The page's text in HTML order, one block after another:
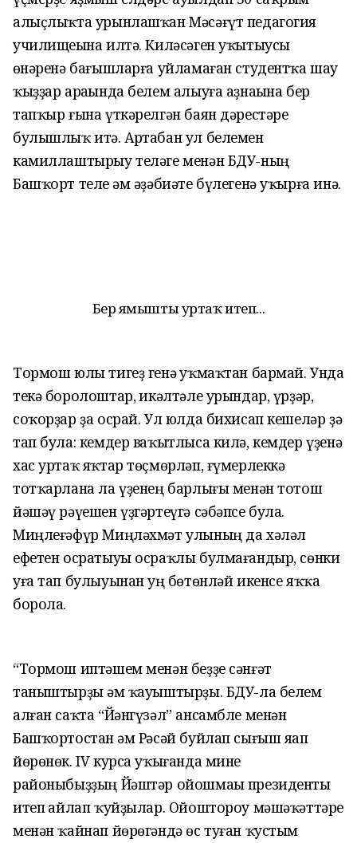
алыҫлыҡта урынлашҡан Мәсәғүт педагогия
училищеһына илтә. Киләсәген уҡытыусы
һөнәренә бағышларға уйламаған студентҡа шау
ҡыҙҙар араһында белем алыуға аҙнаһына бер
тапҡыр ғына үткәрелгән баян дәрестәре
булышлыҡ итә. Артабан ул белемен
камиллаштырыу теләге менән БДУ-ның
Башҡорт теле һәм әҙәбиәте бүлегенә уҡырға инә.
Бер яҙмышты уртаҡ итеп...
Тормош юлы тигеҙ генә һуҡмаҡтан бармай. Унда
текә боролоштар, һикәлтәле урындар, үрҙәр,
соҡорҙар ҙа осрай. Ул юлда бихисап кешеләр ҙә
тап була: кемдер ваҡытлыса килә, кемдер үҙенә
хас уртаҡ яҡтар төҫмөрләп, ғүмерлеккә
тотҡарлана ла үҙенең барлығы менән тотош
йәшәү рәүешен үҙгәртеүгә сәбәпсе була.
Миңлеғәфүр Миңләхмәт улының да хәләл
ефетен осратыуы осраҡлы булмағандыр, сөнки
уға тап булыуынан һуң бөтөнләй икенсе яҡҡа
борола.
“Тормош иптәшем менән беҙҙе сәнғәт
таныштырҙы һәм ҡауыштырҙы. БДУ-ла белем
алған саҡта “Йәнгүзәл” ансамбле менән
Башҡортостан һәм Рәсәй буйлап сығыш яһап
йөрөнөк. IV курса уҡығанда мине
районыбыҙҙың Йәштәр ойошмаһы президенты
итеп һайлап ҡуйҙылар. Ойоштороу мәшәҡәттәре
менән ҡайнап йөрөгәндә өс туған ҡустым